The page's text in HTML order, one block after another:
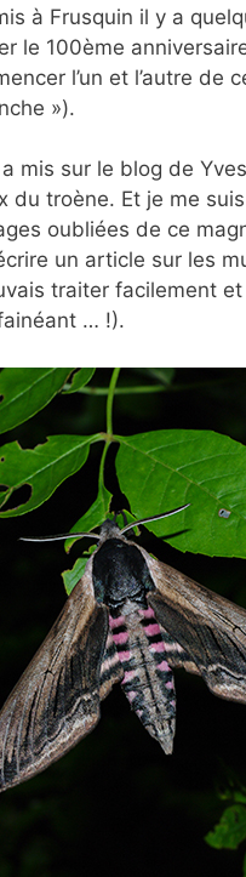
à Frusquin il y a
le 100ème
l’un et l’autre
»).
mis sur le blog de
du troène. Et je me
oubliées de ce
un article sur les
traiter facilement
… !).